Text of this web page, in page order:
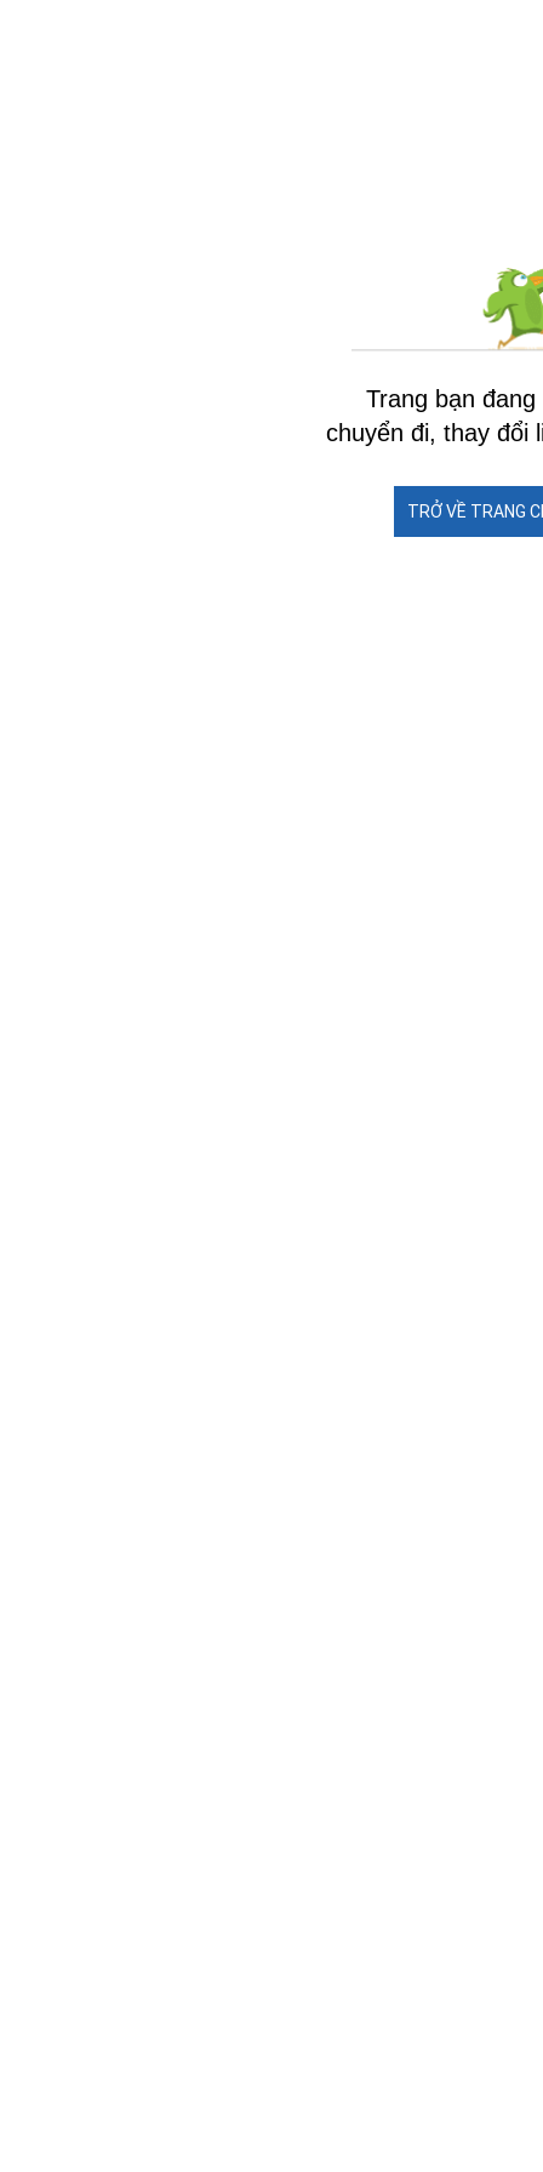
Trang bạn
chuyển đi, thay đổi
TRỞ VỀ TRANG